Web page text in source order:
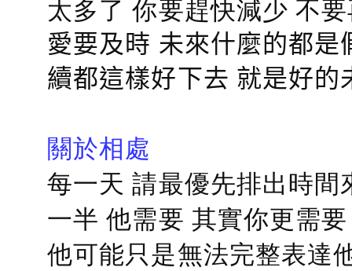
太多了 你要趕快減少 不
愛要及時 未來什麼的都
續都這樣好下去 就是好的
關於相處
每一天 請最優先排出時
一半 他需要 其實你更需要
他可能只是無法完整表達